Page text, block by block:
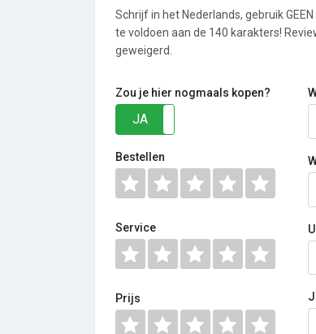
Schrijf in het Nederlands, gebruik
te voldoen aan de 140 karakters!
geweigerd.
Zou je hier nogmaals kopen?
JA
Bestellen
Service
Prijs